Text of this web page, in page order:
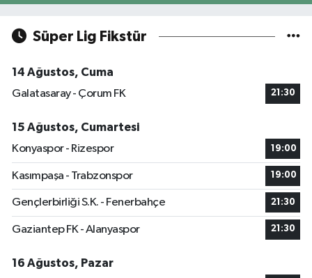
Süper Lig Fikstür
14 Ağustos, Cuma
Galatasaray - Çorum FK
21:30
15 Ağustos, Cumartesi
Konyaspor - Rizespor
19:00
Kasımpaşa - Trabzonspor 19:00
Gençlerbirliği S.K. - Fenerbahçe 21:30
Gaziantep FK - Alanyaspor 21:30
16 Ağustos, Pazar